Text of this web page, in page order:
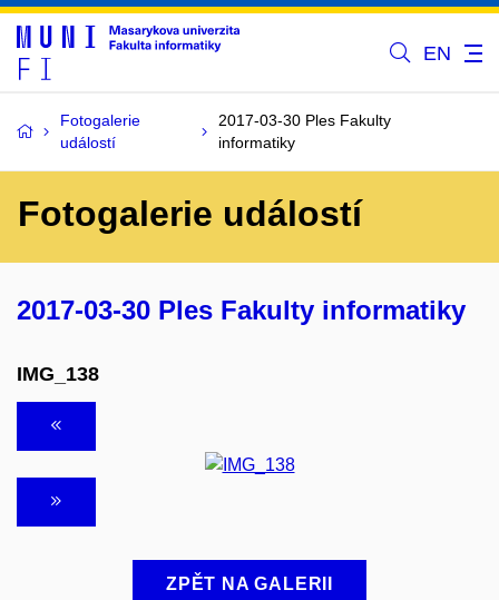
EN
Fotogalerie
událostí
2017-03-30 Ples Fakulty
informatiky
Fotogalerie událostí
2017-03-30 Ples Fakulty informatiky
IMG_138
ZPĚT NA GALERII